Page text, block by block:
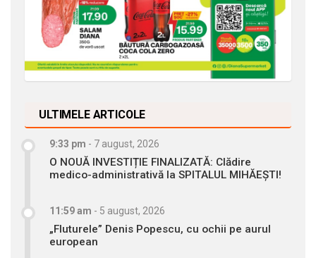
ULTIMELE ARTICOLE
9:33 pm - 7 august, 2026
O NOUĂ INVESTIȚIE FINALIZATĂ: Clădire
medico-administrativă la SPITALUL MIHĂEȘTI!
11:59 am - 5 august, 2026
„Fluturele” Denis Popescu, cu ochii pe aurul
european